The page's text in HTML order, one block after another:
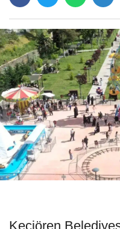
Keçiören